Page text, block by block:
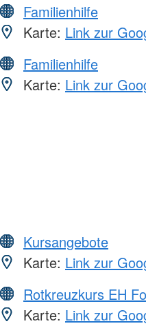
Familienhilfe
Karte: Link zur
Familienhilfe
Karte: Link zur
Kursangebote
Karte: Link zur
Rotkreuzkurs EH
Karte: Link zur